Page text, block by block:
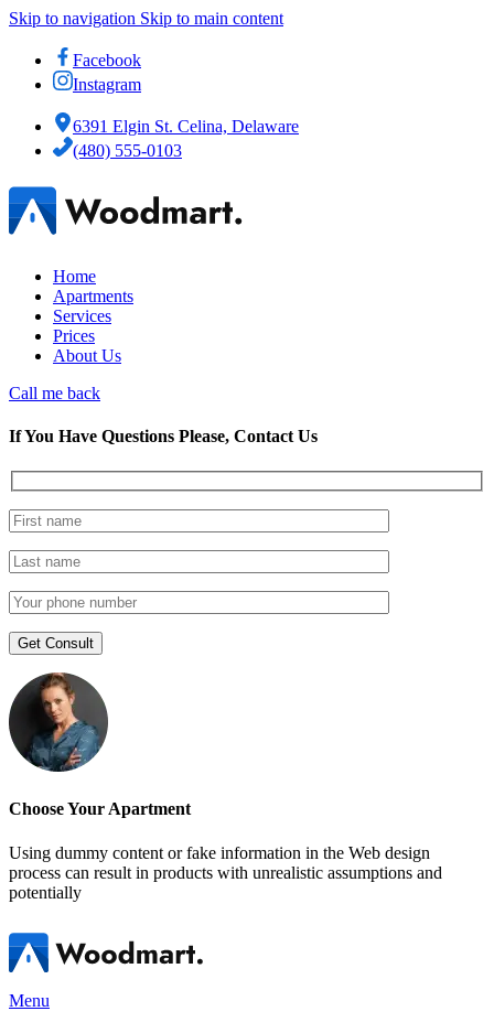
Skip to navigation Skip to main content
Facebook
Instagram
6391 Elgin St. Celina, Delaware
(480) 555-0103
Home
Apartments
Services
Prices
About Us
Call me back
If You Have Questions Please, Contact Us
Choose Your Apartment
Using dummy content or fake information in the Web design
process can result in products with unrealistic assumptions and
potentially
Menu